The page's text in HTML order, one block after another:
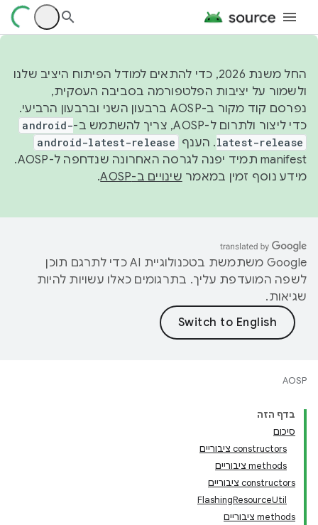
החל משנת 2026, כדי להתאים למודל הפיתוח היציב שלנו
ולשמור על יציבות הפלטפורמה בסביבה העסקית,
נפרסם קוד מקור ב-AOSP ברבעון השני וברבעון הרביעי.
כדי ליצור ולתרום ל-AOSP, צריך להשתמש ב-
android-
latest-release. הענף android-latest-release
manifest תמיד יפנה לגרסה האחרונה שנדחפה ל-AOSP.
מידע נוסף זמין במאמר שינויים ב-AOSP .
‫Google משתמשת בטכנולוגיית AI כדי לתרגם תוכן
לשפה המועדפת עליך. בתרגומים כאלו עשויות להיות
שגיאות.
AOSP
בדף הזה
סיכום
‫constructors ציבוריים
‫methods ציבוריים
‫constructors ציבוריים
FlashingResourceUtil
‫methods ציבוריים